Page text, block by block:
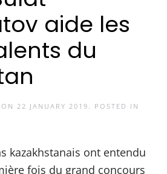
aide les
du
ON 22 JANUARY 2019
. POSTED IN
kazakhstanais ont entendu
fois du grand concours